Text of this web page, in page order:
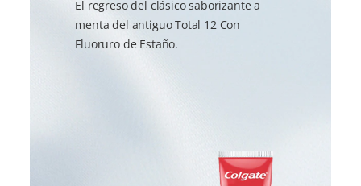
El regreso del clásico saborizante a
menta del antiguo Total 12 Con
Fluoruro de Estaño.